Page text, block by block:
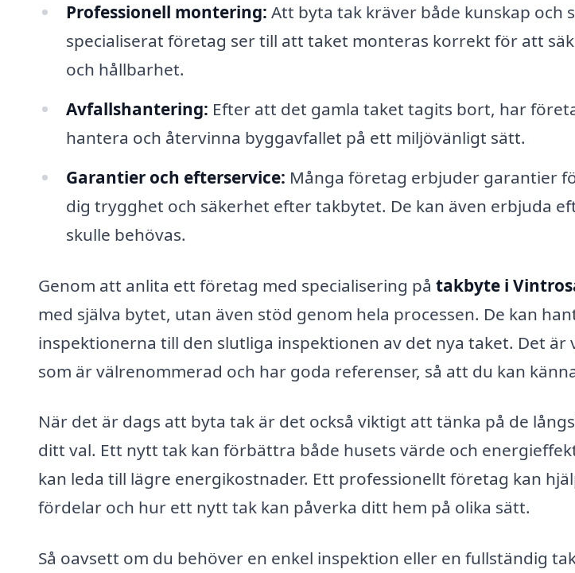
Professionell montering: Att byta tak kräver både kunskap och
specialiserat företag ser till att taket monteras korrekt för att
och hållbarhet.
Avfallshantering: Efter att det gamla taket tagits bort, har
hantera och återvinna byggavfallet på ett miljövänligt sätt.
Garantier och efterservice: Många företag erbjuder garantier
dig trygghet och säkerhet efter takbytet. De kan även erbjuda
skulle behövas.
Genom att anlita ett företag med specialisering på takbyte i
med själva bytet, utan även stöd genom hela processen. De kan
inspektionerna till den slutliga inspektionen av det nya taket. Det
som är välrenommerad och har goda referenser, så att du kan
När det är dags att byta tak är det också viktigt att tänka på de
ditt val. Ett nytt tak kan förbättra både husets värde och
kan leda till lägre energikostnader. Ett professionellt företag kan
fördelar och hur ett nytt tak kan påverka ditt hem på olika sätt.
Så oavsett om du behöver en enkel inspektion eller en fullständig